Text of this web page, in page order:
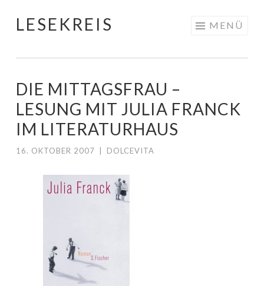
Springe
LESEKREIS MENÜ
DIE MITTAGSFRAU –
LESUNG MIT JULIA FRANCK
IM LITERATURHAUS
16. OKTOBER 2007 DOLCEVITA